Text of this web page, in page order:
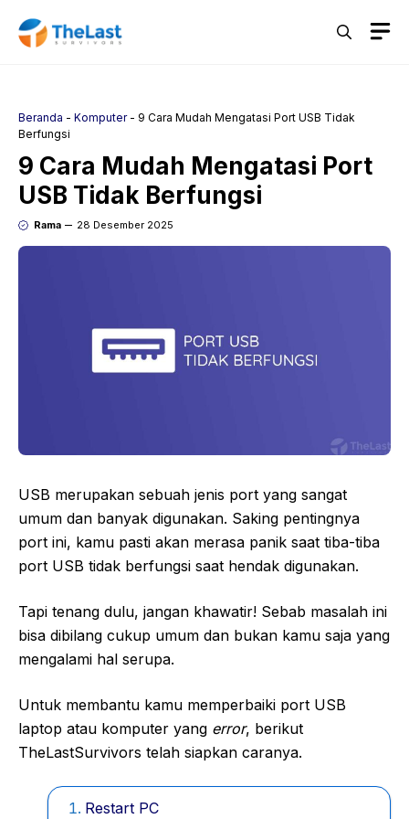
Beranda - Komputer- 9 Cara Mudah Mengatasi Port USB Tidak
Berfungsi
9 Cara Mudah Mengatasi Port
USB Tidak Berfungsi
Rama 28 Desember 2025
USB merupakan sebuah jenis port yang sangat
umum dan banyak digunakan. Saking pentingnya
port ini, kamu pasti akan merasa panik saat tiba-tiba
port USB tidak berfungsi saat hendak digunakan.
Tapi tenang dulu, jangan khawatir! Sebab masalah ini
bisa dibilang cukup umum dan bukan kamu saja yang
mengalami hal serupa.
Untuk membantu kamu memperbaiki port USB
laptop atau komputer yang error, berikut
TheLastSurvivors telah siapkan caranya.
Restart PC